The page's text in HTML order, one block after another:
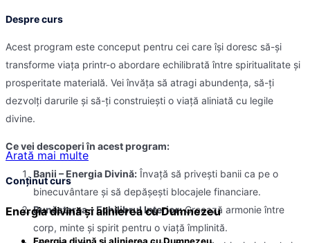
Despre curs
Acest program este conceput pentru cei care își doresc să-și
transforme viața printr-o abordare echilibrată între spiritualitate și
prosperitate materială. Vei învăța să atragi abundența, să-ți
dezvolți darurile și să-ți construiești o viață aliniată cu legile
divine.
Ce vei descoperi în acest program:
Banii – Energia Divină: Învață să privești banii ca pe o
binecuvântare și să depășești blocajele financiare.
Bunăstarea – Echilibrul Interior:Creează armonie între
corp, minte și spirit pentru o viață împlinită.
Arată mai multe
Conținut curs
Energia divină şi alinierea cu Dumnezeu